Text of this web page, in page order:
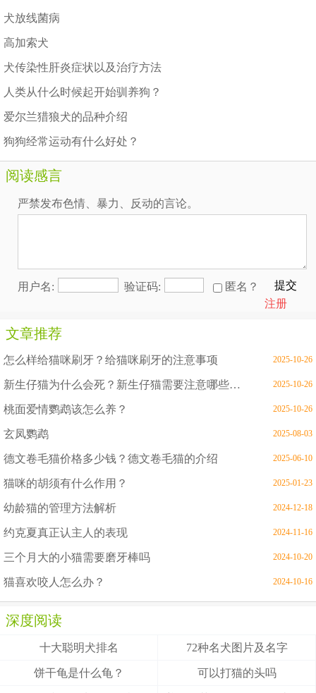
犬放线菌病
高加索犬
犬传染性肝炎症状以及治疗方法
人类从什么时候起开始驯养狗？
爱尔兰猎狼犬的品种介绍
狗狗经常运动有什么好处？
阅读感言
严禁发布色情、暴力、反动的言论。
用户名: 验证码: 匿名？
提交
注册
文章推荐
怎么样给猫咪刷牙？给猫咪刷牙的注意事项 2025-10-26
新生仔猫为什么会死？新生仔猫需要注意哪些问题 2025-10-26
桃面爱情鹦鹉该怎么养？ 2025-10-26
玄凤鹦鹉 2025-08-03
德文卷毛猫价格多少钱？德文卷毛猫的介绍 2025-06-10
猫咪的胡须有什么作用？ 2025-01-23
幼龄猫的管理方法解析 2024-12-18
约克夏真正认主人的表现 2024-11-16
三个月大的小猫需要磨牙棒吗 2024-10-20
猫喜欢咬人怎么办？ 2024-10-16
深度阅读
十大聪明犬排名 72种名犬图片及名字
饼干龟是什么龟？ 可以打猫的头吗